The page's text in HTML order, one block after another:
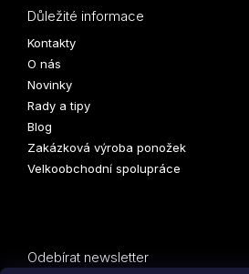
Důležité informace
Kontakty
O nás
Novinky
Rady a tipy
Blog
Zakázková výroba ponožek
Velkoobchodní spolupráce
Odebírat newsletter